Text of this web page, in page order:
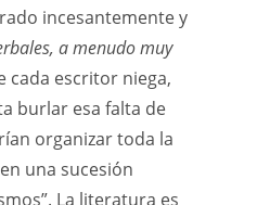
incesantemente y
a menudo muy
cada escritor niega,
burlar esa falta de
organizar toda la
una sucesión
La literatura es